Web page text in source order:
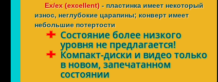
Ex/ex (excellent)- пластинка имеет некоторый
износ, неглубокие царапины; конверт имеет
небольшие потертости
Состояние более низкого
уровня не предлагается!
Компакт-диски и видео только
в новом, запечатанном
состоянии